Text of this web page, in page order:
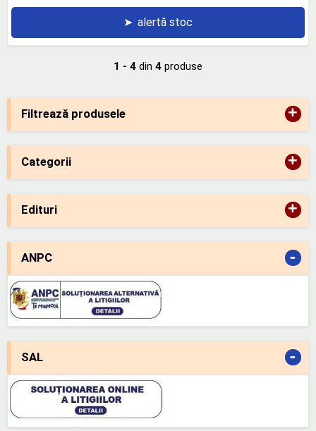
Filtrează produsele +
Categorii +
Edituri +
ANPC -
SAL -
➤ alertă stoc
1 - 4 din 4 produse